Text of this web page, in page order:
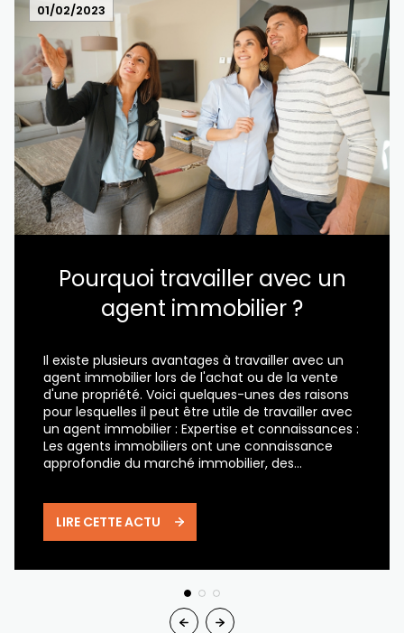
01/02/2023
Pourquoi travailler avec un
agent immobilier ?
Il existe plusieurs avantages à travailler avec un
agent immobilier lors de l'achat ou de la vente
d'une propriété. Voici quelques-unes des raisons
pour lesquelles il peut être utile de travailler avec
un agent immobilier : Expertise et connaissances :
Les agents immobiliers ont une connaissance
approfondie du marché immobilier, des
informations importantes sur les propriétés qui
vous intéressent, ainsi que des conseils sur les
: Les agents immobiliers ont accès à des
disponibles au grand public. Ils peuvent vous
fournir des listes de propriétés qui répondent à
LIRE CETTE ACTU